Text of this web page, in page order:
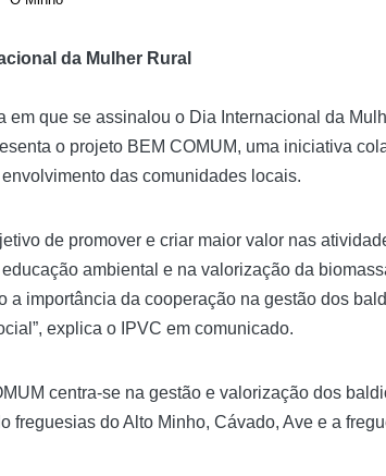
da Mulher Rural
em que se assinalou o Dia Internacional da
o projeto BEM COMUM, uma iniciativa
das comunidades locais.
de promover e criar maior valor nas
ambiental e na valorização da
a importância da cooperação na gestão dos
explica o IPVC em comunicado.
centra-se na gestão e valorização dos
freguesias do Alto Minho, Cávado, Ave e a